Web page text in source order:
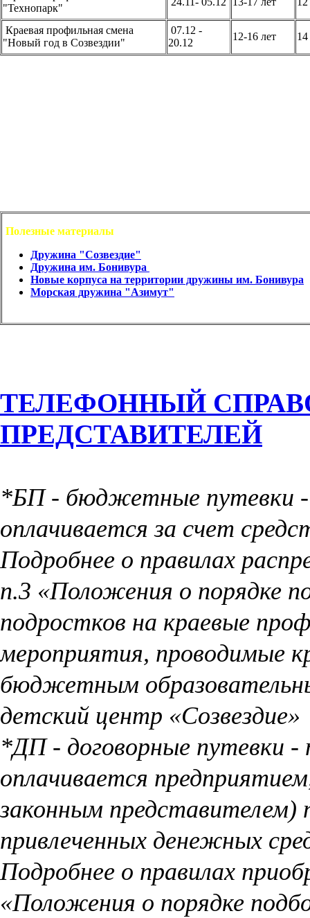
"Технопарк"
Краевая профильная смена
"Новый год в Созвездии"
07.12 -
20.12
12-16 лет 14
Полезные материалы
Дружина "Созвездие"
Дружина им. Бонивура
Новые корпуса на территории дружины им. Бонивура
Морская дружина "Азимут"
ТЕЛЕФОННЫЙ
ПРЕДСТАВИТЕЛЕЙ
*БП - бюджетные путевки
оплачивается за счет
Подробнее о правилах
п.3 «Положения о порядке
подростков на краевые
мероприятия, проводимые
бюджетным
детский центр «Созвездие»
*ДП - договорные путевки
оплачивается
законным представителем)
привлеченных денежных
Подробнее о правилах
«Положения о порядке